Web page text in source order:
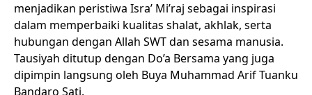
menjadikan peristiwa Isra’ Mi’raj sebagai inspirasi
dalam memperbaiki kualitas shalat, akhlak, serta
hubungan dengan Allah SWT dan sesama manusia.
Tausiyah ditutup dengan Do’a Bersama yang juga
dipimpin langsung oleh Buya Muhammad Arif Tuanku
Bandaro Sati.